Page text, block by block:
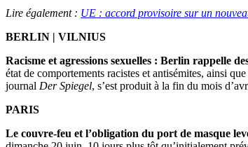
Lire également : UE : accord provisoire sur un
BERLIN | VILNIUS
Racisme et agressions sexuelles : Berlin rappelle
état de comportements racistes et antisémites, ainsi
journal Der Spiegel, s’est produit à la fin du mois
PARIS
Le couvre-feu et l’obligation du port de masque